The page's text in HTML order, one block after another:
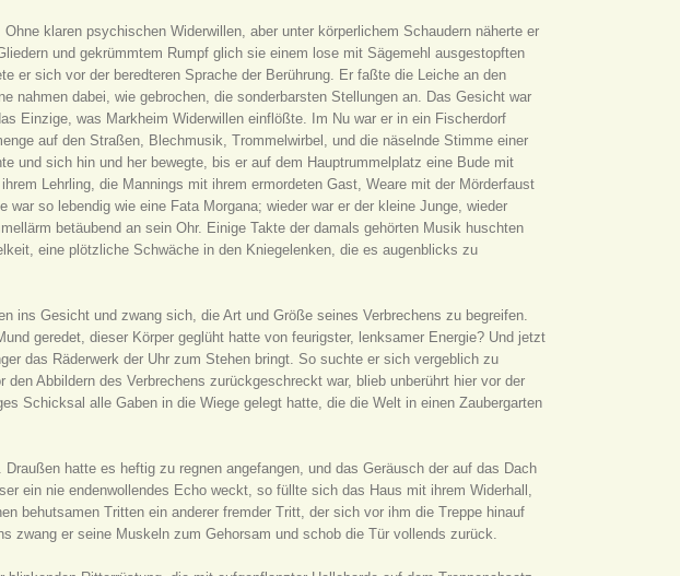
klaren psychischen Widerwillen, aber unter körperlichem Schaudern näherte er
und gekrümmtem Rumpf glich sie einem lose mit Sägemehl ausgestopften
er sich vor der beredteren Sprache der Berührung. Er faßte die Leiche an den
nahmen dabei, wie gebrochen, die sonderbarsten Stellungen an. Das Gesicht war
Einzige, was Markheim Widerwillen einflößte. Im Nu war er in ein Fischerdorf
auf den Straßen, Blechmusik, Trommelwirbel, und die näselnde Stimme einer
und sich hin und her bewegte, bis er auf dem Hauptrummelplatz eine Bude mit
Lehrling, die Mannings mit ihrem ermordeten Gast, Weare mit der Mörderfaust
so lebendig wie eine Fata Morgana; wieder war er der kleine Junge, wieder
betäubend an sein Ohr. Einige Takte der damals gehörten Musik huschten
eine plötzliche Schwäche in den Kniegelenken, die es augenblicks zu
ins Gesicht und zwang sich, die Art und Größe seines Verbrechens zu begreifen.
geredet, dieser Körper geglüht hatte von feurigster, lenksamer Energie? Und jetzt
das Räderwerk der Uhr zum Stehen bringt. So suchte er sich vergeblich zu
Abbildern des Verbrechens zurückgeschreckt war, blieb unberührt hier vor der
Schicksal alle Gaben in die Wiege gelegt hatte, die die Welt in einen Zaubergarten
hatte es heftig zu regnen angefangen, und das Geräusch der auf das Dach
ein nie endenwollendes Echo weckt, so füllte sich das Haus mit ihrem Widerhall,
behutsamen Tritten ein anderer fremder Tritt, der sich vor ihm die Treppe hinauf
zwang er seine Muskeln zum Gehorsam und schob die Tür vollends zurück.